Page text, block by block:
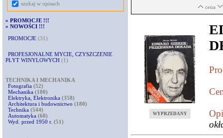
szukaj w opisach
» PROMOCJE !!!
» NOWOŚCI !!!
PROMOCJE (31)
PROFESJONALNE MYCIE, CZYSZCZENIE
PŁYT WINYLOWYCH (1)
TECHNIKA I MECHANIKA
Fotografia (52)
Mechanika (180)
Elektryka, Elektronika (358)
Architektura i budownictwo (180)
Technika (544)
Automatyka (68)
Wyd. przed 1950 r. (51)
cena
WYPRZEDANY